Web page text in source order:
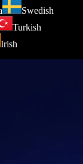
Swedish
Turkish
Irish